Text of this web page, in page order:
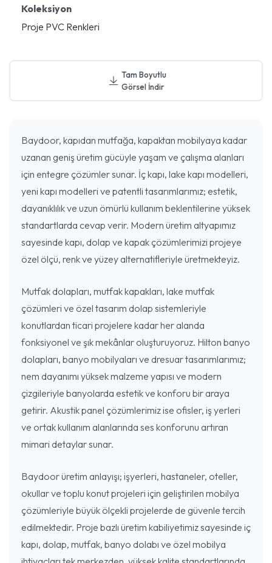
Koleksiyon
Proje PVC Renkleri
Tam Boyutlu
Görsel İndir
Baydoor, kapıdan mutfağa, kapaktan mobilyaya kadar
uzanan geniş üretim gücüyle yaşam ve çalışma alanları
için entegre çözümler sunar. İç kapı, lake kapı modelleri,
yeni kapı modelleri ve patentli tasarımlarımız; estetik,
dayanıklılık ve uzun ömürlü kullanım beklentilerine yüksek
standartlarda cevap verir. Modern üretim altyapımız
sayesinde kapı, dolap ve kapak çözümlerimizi projeye
özel ölçü, renk ve yüzey alternatifleriyle üretmekteyiz.
Mutfak dolapları, mutfak kapakları, lake mutfak
çözümleri ve özel tasarım dolap sistemleriyle
konutlardan ticari projelere kadar her alanda
fonksiyonel ve şık mekânlar oluşturuyoruz. Hilton banyo
dolapları, banyo mobilyaları ve dresuar tasarımlarımız;
nem dayanımı yüksek malzeme yapısı ve modern
çizgileriyle banyolarda estetik ve konforu bir araya
getirir. Akustik panel çözümlerimiz ise ofisler, iş yerleri
ve ortak kullanım alanlarında ses konforunu artıran
mimari detaylar sunar.
Baydoor üretim anlayışı; işyerleri, hastaneler, oteller,
okullar ve toplu konut projeleri için geliştirilen mobilya
çözümleriyle büyük ölçekli projelerde de güvenle tercih
edilmektedir. Proje bazlı üretim kabiliyetimiz sayesinde iç
kapı, dolap, mutfak, banyo dolabı ve özel mobilya